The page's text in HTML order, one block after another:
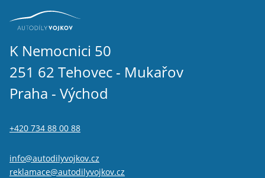
K Nemocnici 50
251 62 Tehovec - Mukařov
Praha - Východ
+420 734 88 00 88
info@autodilyvojkov.cz
reklamace@autodilyvojkov.cz